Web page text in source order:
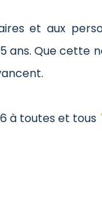
et aux
ans. Que cette
à toutes et tous